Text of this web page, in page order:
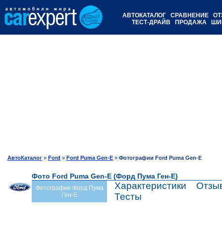
АВТОКАТАЛОГ СРАВНЕНИЕ
ТЕСТ-ДРАЙВ
ПРОДАЖА
АвтоКаталог » Ford » Ford Puma Gen-E » Фотографии Ford Puma Gen-E
Фото Ford Puma Gen-E (Форд Пума Ген-Е)
Фотографии Форд Пума
Ген-Е
Характеристики
Тесты